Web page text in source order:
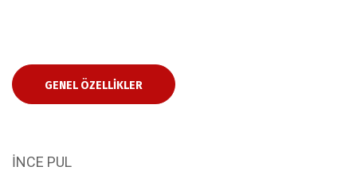
GENEL ÖZELLIKLER
İNCE PUL